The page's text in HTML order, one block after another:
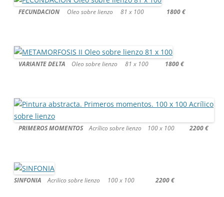
FECUNDACION Oleo sobre lienzo 81 x 100 1800 €
VARIANTE DELTA Oleo sobre lienzo 81 x 100 1800 €
PRIMEROS MOMENTOS Acrílico sobre lienzo 100 x 100 2200 €
SINFONIA Acrilico sobre lienzo 100 x 100 2200 €